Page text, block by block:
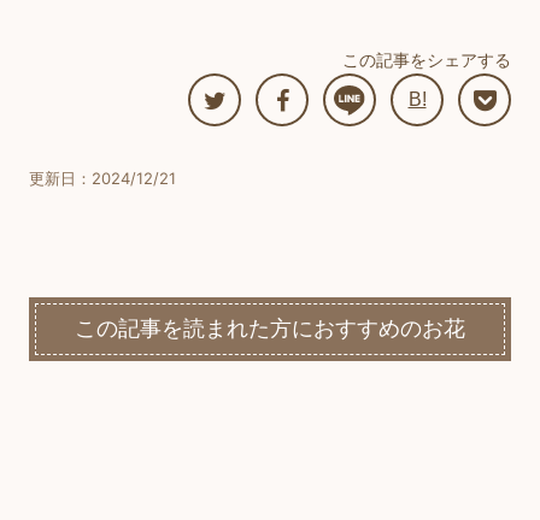
この記事をシェアする
B!
更新日：2024/12/21
この記事を読まれた方におすすめのお花